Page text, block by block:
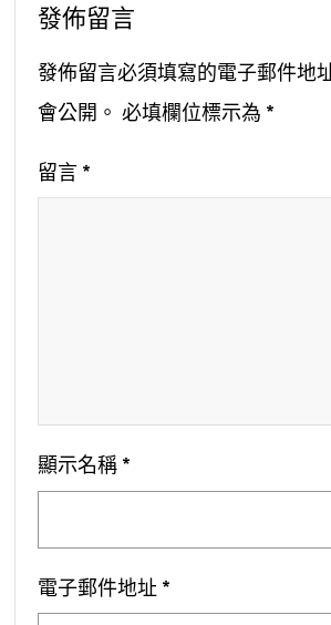
發佈留言
發佈留言必須填寫的電子郵件地
會公開。 必填欄位標示為 *
留言 *
顯示名稱 *
電子郵件地址 *